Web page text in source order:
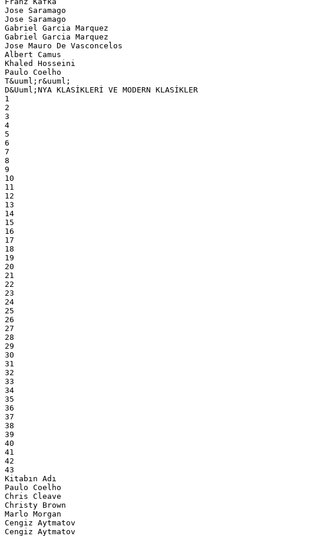
Jose Saramago
Jose Saramago
Gabriel Garcia Marquez
Gabriel Garcia Marquez
Jose Mauro De Vasconcelos
Albert Camus
Khaled Hosseini
Paulo Coelho
T&uuml;r&uuml;
D&Uuml;NYA KLASİKLERİ VE MODERN KLASİKLER
1
2
3
4
5
6
7
8
9
10
11
12
13
14
15
16
17
18
19
20
21
22
23
24
25
26
27
28
29
30
31
32
33
34
35
36
37
38
39
40
41
42
43
Kitabın Adı
Paulo Coelho
Chris Cleave
Christy Brown
Marlo Morgan
Cengiz Aytmatov
Cengiz Aytmatov